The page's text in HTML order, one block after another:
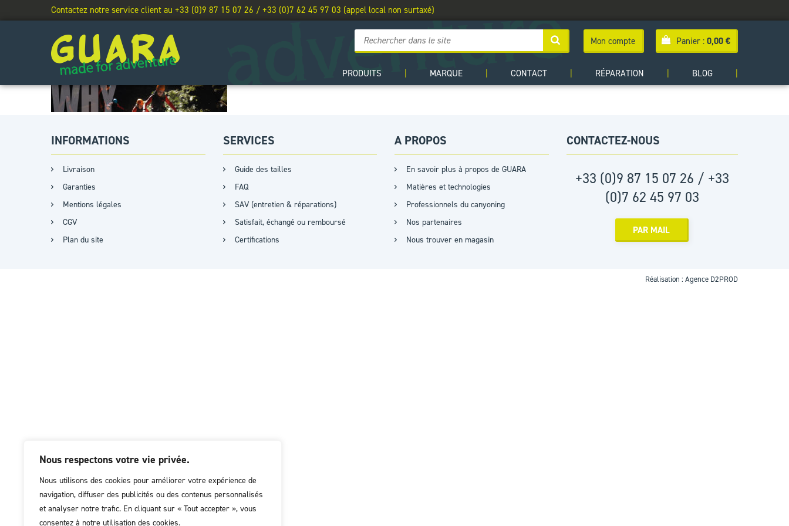
Nous respectons votre vie privée.
Nous utilisons des cookies pour améliorer votre expérience de
navigation, diffuser des publicités ou des contenus personnalisés
et analyser notre trafic. En cliquant sur « Tout accepter », vous
consentez à notre utilisation des cookies.
Contactez notre service client au +33 (0)9 87 15 07 26 / +33 (0)7 62 45 97 03 (appel local non surtaxé)
Panier : 0,00 €
Mon compte
PRODUITS MARQUE CONTACT RÉPARATION BLOG
INFORMATIONS
Livraison
Garanties
Mentions légales
CGV
Plan du site
SERVICES
Guide des tailles
FAQ
SAV (entretien & réparations)
Satisfait, échangé ou remboursé
Certifications
A PROPOS
En savoir plus à propos de GUARA
Matières et technologies
Professionnels du canyoning
Nos partenaires
Nous trouver en magasin
CONTACTEZ-NOUS
+33 (0)9 87 15 07 26 / +33
(0)7 62 45 97 03
PAR MAIL
Réalisation : Agence D2PROD